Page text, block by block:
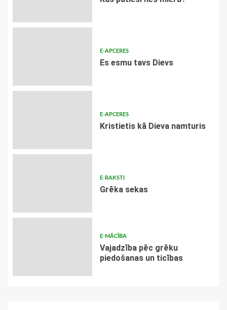
E-APCERES
Es esmu tavs Dievs
E-APCERES
Kristietis kā Dieva namturis
E-RAKSTI
Grēka sekas
E-MĀCĪBA
Vajadzība pēc grēku
piedošanas un ticības